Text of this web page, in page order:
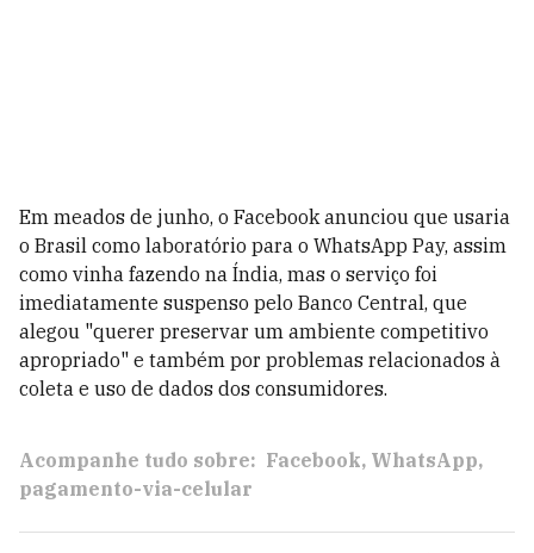
Em meados de junho, o Facebook anunciou que usaria
o Brasil como laboratório para o WhatsApp Pay, assim
como vinha fazendo na Índia, mas o serviço foi
imediatamente suspenso pelo Banco Central, que
alegou "querer preservar um ambiente competitivo
apropriado" e também por problemas relacionados à
coleta e uso de dados dos consumidores.
Acompanhe tudo sobre: Facebook WhatsApp
pagamento-via-celular